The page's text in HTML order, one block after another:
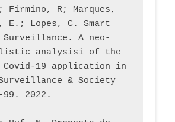
Firmino, R; Marques,
E.; Lopes, C. Smart
Surveillance. A neo-
analysisi of the
Covid-19 application in
& Society
2022.